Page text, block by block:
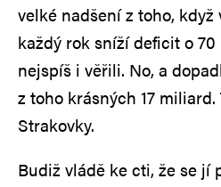
velké nadšení z toho,
každý rok sníží deficit o
nejspíš i věřili. No, a
z toho krásných 17
Strakovky.
Budiž vládě ke cti, že se